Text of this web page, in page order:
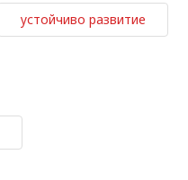
устойчиво развитие